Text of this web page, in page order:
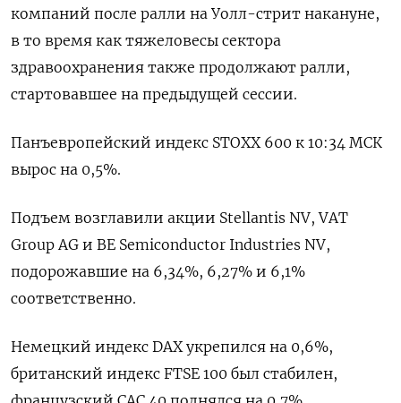
компаний после ралли на Уолл-стрит накануне,
в то время как тяжеловесы сектора
здравоохранения также продолжают ралли,
стартовавшее на предыдущей сессии.
Панъевропейский индекс STOXX 600 к 10:34 МСК
вырос на 0,5%.
Подъем возглавили акции Stellantis NV, VAT
Group AG и BE Semiconductor Industries NV,
подорожавшие на 6,34%, 6,27% и 6,1%
соответственно.
Немецкий индекс DAX укрепился на 0,6%,
британский индекс FTSE 100 был стабилен,